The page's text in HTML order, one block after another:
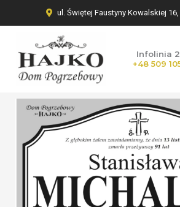
ul. Świętej Faustyny Kowalskiej
Infolinia
+48 509